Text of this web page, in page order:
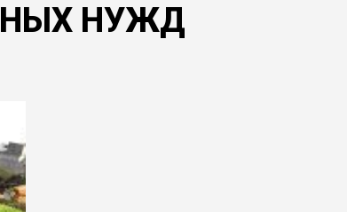
НУЖД